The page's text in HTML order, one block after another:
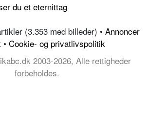
du et eternittag
(3.353 med billeder) • Annoncer
• Cookie- og privatlivspolitik
2003-2026, Alle rettigheder
forbeholdes.